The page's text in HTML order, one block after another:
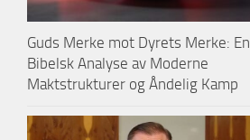
Guds Merke mot Dyrets Merke: En
Bibelsk Analyse av Moderne
Maktstrukturer og Åndelig Kamp